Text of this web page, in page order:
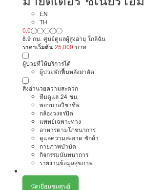
EN
TH
0.0
8.9 กม. ศูนย์ดูแลผู้สูงอายุ ใกล้ฉัน
ราคาเริ่มต้น 25,000 บาท
ผู้ป่วยที่ให้บริการได้
ผู้ป่วยพักฟื้นหลังผ่าตัด
สิ่งอำนวยความสะดวก
ทีมดูแล 24 ชม.
พยาบาลวิชาชีพ
กล้องวงจรปิด
แพทย์เฉพาะทาง
อาหารตามโภชนาการ
ดูแลความสะอาด ซักผ้า
กายภาพบำบัด
กิจกรรมนันทนาการ
รายงานข้อมูลสุขภาพ
นัดเยี่ยมชมศูนย์